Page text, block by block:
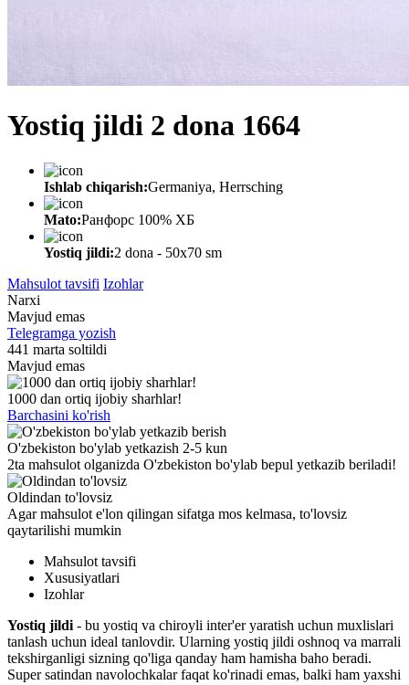
Yostiq jildi 2 dona 1664
Ishlab chiqarish:Germaniya, Herrsching
Mato:Ранфорс 100% ХБ
Yostiq jildi:2 dona - 50x70 sm
Mahsulot tavsifi Izohlar
Narxi
Mavjud emas
Telegramga yozish
441 marta soltildi
Mavjud emas
1000 dan ortiq ijobiy sharhlar!
Barchasini ko'rish
O'zbekiston bo'ylab yetkazish 2-5 kun
2ta mahsulot olganizda O'zbekiston bo'ylab bepul yetkazib beriladi!
Oldindan to'lovsiz
Agar mahsulot e'lon qilingan sifatga mos kelmasa, to'lovsiz
qaytarilishi mumkin
Mahsulot tavsifi
Xususiyatlari
Izohlar
Yostiq jildi - bu yostiq va chiroyli inter'er yaratish uchun muxlislari
tanlash uchun ideal tanlovdir. Ularning yostiq jildi oshnoq va marrali
tekshirganligi sizning qo'liga qanday ham hamisha baho beradi.
Super satindan navolochkalar faqat ko'rinadi emas, balki ham yaxshi